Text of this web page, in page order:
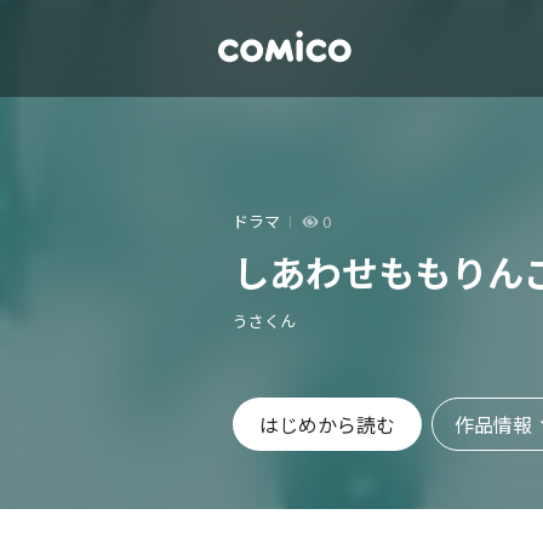
ドラマ 0
しあわせももりん
うさくん
はじめから読む 作品情報